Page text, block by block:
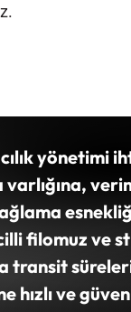
yönetimi
filomuz ve
transit
hızlı ve